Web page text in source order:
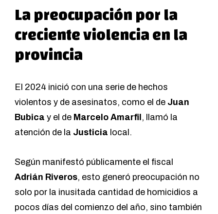
La preocupación por la
creciente violencia en la
provincia
El 2024 inició con una serie de hechos
violentos y de asesinatos, como el de Juan
Bubica y el de Marcelo Amarfil, llamó la
atención de la Justicia local.
Según manifestó públicamente el fiscal
Adrián Riveros, esto generó preocupación no
solo por la inusitada cantidad de homicidios a
pocos días del comienzo del año, sino también